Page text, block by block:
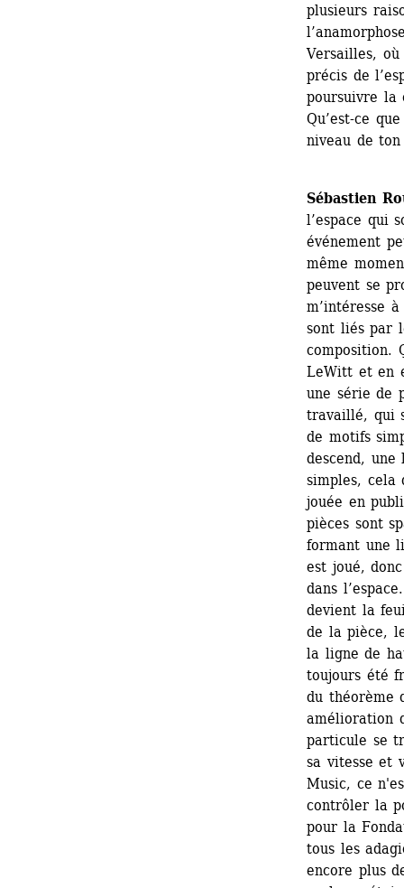
plusieurs
Versailles,
précis de
poursuivre la
Qu’est-ce
niveau de
Sébastien
l’espace qui
événement
même
peuvent se
m’intéresse
sont liés par
composition.
LeWitt et en
une série de
travaillé, qui
de motifs
descend,
simples, cela
jouée en
pièces sont
formant une
est joué,
dans
devient la
de la pièce,
la ligne de
toujours été
du théorème
amélioration
particule se
sa vitesse et
Music, ce
contrôler la
pour la
tous les
encore plus